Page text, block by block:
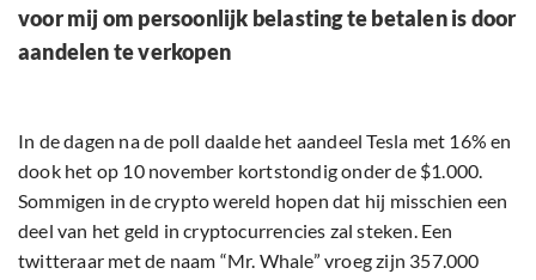
voor mij om persoonlijk belasting te betalen is door
aandelen te verkopen
In de dagen na de poll daalde het aandeel Tesla met 16% en
dook het op 10 november kortstondig onder de $1.000.
Sommigen in de crypto wereld hopen dat hij misschien een
deel van het geld in cryptocurrencies zal steken. Een
twitteraar met de naam “Mr. Whale” vroeg zijn 357.000